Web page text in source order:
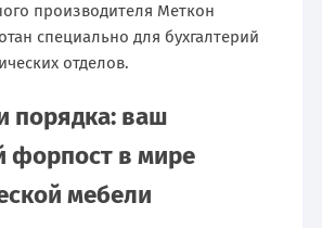
производителя Меткон
специально для бухгалтерий
отделов.
порядка: ваш
форпост в мире
мебели